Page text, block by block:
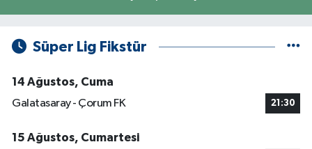
Süper Lig Fikstür
14 Ağustos, Cuma
Galatasaray - Çorum FK
21:30
15 Ağustos, Cumartesi